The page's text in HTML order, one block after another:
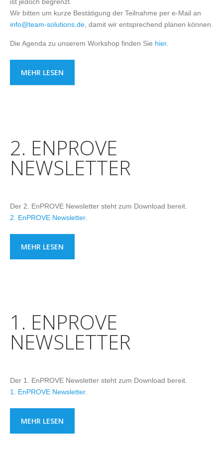
Wir bitten um kurze Bestätigung der Teilnahme per e-Mail an
info@team-solutions.de , damit wir entsprechend planen können.
Die Agenda zu unserem Workshop finden Sie hier.
MEHR LESEN
2. ENPROVE
NEWSLETTER
Der 2. EnPROVE Newsletter steht zum Download bereit.
2. EnPROVE Newsletter.
MEHR LESEN
1. ENPROVE
NEWSLETTER
Der 1. EnPROVE Newsletter steht zum Download bereit.
1. EnPROVE Newsletter.
MEHR LESEN